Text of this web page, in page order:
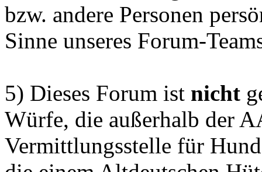
bzw. andere Personen
Sinne unseres Forum-
5) Dieses Forum ist nicht
Würfe, die außerhalb der
Vermittlungsstelle für